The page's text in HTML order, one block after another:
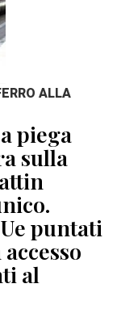
ALLA
piega
sulla
puntati
al